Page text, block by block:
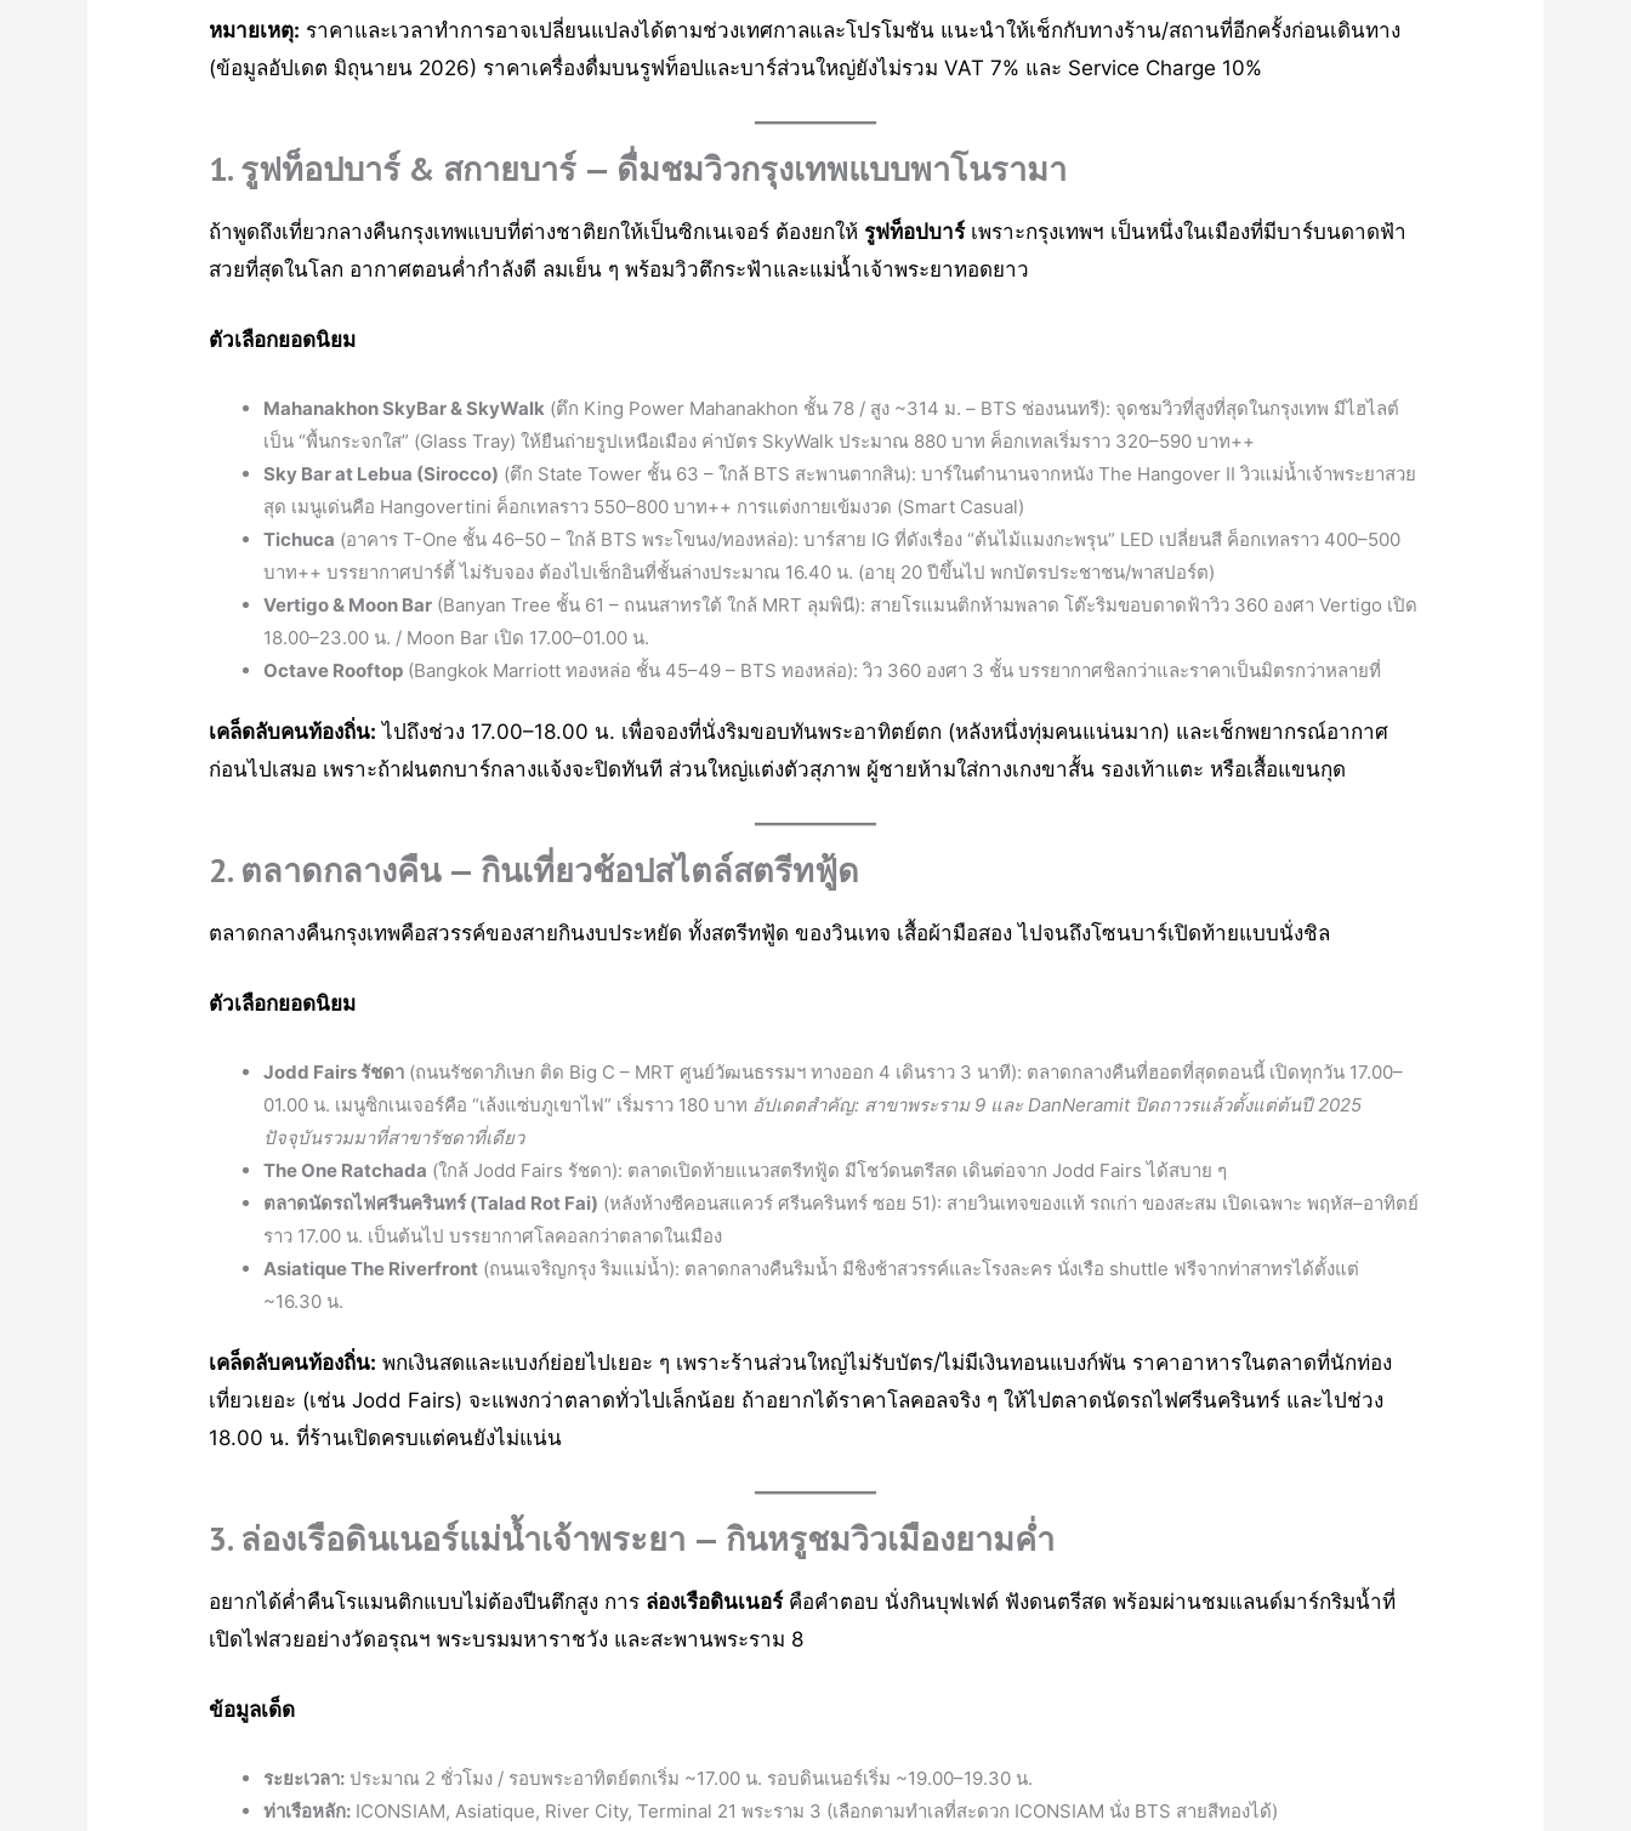
หมายเหตุ: ราคาและเวลาทำการอาจเปลี่ยนแปลงได้ตามช่วงเทศกาลและโปรโมชัน แนะนำให้เช็กกับทางร้าน/สถานที่อีกครั้งก่อนเดินทาง
(ข้อมูลอัปเดต มิถุนายน 2026) ราคาเครื่องดื่มบนรูฟท็อปและบาร์ส่วนใหญ่ยังไม่รวม VAT 7% และ Service Charge 10%
1. รูฟท็อปบาร์ & สกายบาร์ — ดื่มชมวิวกรุงเทพแบบพาโนรามา
ถ้าพูดถึงเที่ยวกลางคืนกรุงเทพแบบที่ต่างชาติยกให้เป็นซิกเนเจอร์ ต้องยกให้ รูฟท็อปบาร์เพราะกรุงเทพฯ เป็นหนึ่งในเมืองที่มีบาร์บนดาดฟ้า
สวยที่สุดในโลก อากาศตอนค่ำกำลังดี ลมเย็น ๆ พร้อมวิวตึกระฟ้าและแม่น้ำเจ้าพระยาทอดยาว
ตัวเลือกยอดนิยม
Mahanakhon SkyBar & SkyWalk (ตึก King Power Mahanakhon ชั้น 78 / สูง ~314 ม. – BTS ช่องนนทรี): จุดชมวิวที่สูงที่สุดในกรุงเทพ มีไฮไลต์
เป็น “พื้นกระจกใส” (Glass Tray) ให้ยืนถ่ายรูปเหนือเมือง ค่าบัตร SkyWalk ประมาณ 880 บาท ค็อกเทลเริ่มราว 320–590 บาท++
Sky Bar at Lebua (Sirocco) (ตึก State Tower ชั้น 63 – ใกล้ BTS สะพานตากสิน): บาร์ในตำนานจากหนัง The Hangover II วิวแม่น้ำเจ้าพระยาสวย
สุด เมนูเด่นคือ Hangovertini ค็อกเทลราว 550–800 บาท++ การแต่งกายเข้มงวด (Smart Casual)
Tichuca (อาคาร T-One ชั้น 46–50 – ใกล้ BTS พระโขนง/ทองหล่อ): บาร์สาย IG ที่ดังเรื่อง “ต้นไม้แมงกะพรุน” LED เปลี่ยนสี ค็อกเทลราว 400–500
บาท++ บรรยากาศปาร์ตี้ ไม่รับจอง ต้องไปเช็กอินที่ชั้นล่างประมาณ 16.40 น. (อายุ 20 ปีขึ้นไป พกบัตรประชาชน/พาสปอร์ต)
Vertigo & Moon Bar (Banyan Tree ชั้น 61 – ถนนสาทรใต้ ใกล้ MRT ลุมพินี): สายโรแมนติกห้ามพลาด โต๊ะริมขอบดาดฟ้าวิว 360 องศา Vertigo เปิด
18.00–23.00 น. / Moon Bar เปิด 17.00–01.00 น.
Octave Rooftop (Bangkok Marriott ทองหล่อ ชั้น 45–49 – BTS ทองหล่อ): วิว 360 องศา 3 ชั้น บรรยากาศชิลกว่าและราคาเป็นมิตรกว่าหลายที่
เคล็ดลับคนท้องถิ่น: ไปถึงช่วง 17.00–18.00 น. เพื่อจองที่นั่งริมขอบทันพระอาทิตย์ตก (หลังหนึ่งทุ่มคนแน่นมาก) และเช็กพยากรณ์อากาศ
ก่อนไปเสมอ เพราะถ้าฝนตกบาร์กลางแจ้งจะปิดทันที ส่วนใหญ่แต่งตัวสุภาพ ผู้ชายห้ามใส่กางเกงขาสั้น รองเท้าแตะ หรือเสื้อแขนกุด
2. ตลาดกลางคืน — กินเที่ยวช้อปสไตล์สตรีทฟู้ด
ตลาดกลางคืนกรุงเทพคือสวรรค์ของสายกินงบประหยัด ทั้งสตรีทฟู้ด ของวินเทจ เสื้อผ้ามือสอง ไปจนถึงโซนบาร์เปิดท้ายแบบนั่งชิล
ตัวเลือกยอดนิยม
Jodd Fairs รัชดา (ถนนรัชดาภิเษก ติด Big C – MRT ศูนย์วัฒนธรรมฯ ทางออก 4 เดินราว 3 นาที): ตลาดกลางคืนที่ฮอตที่สุดตอนนี้ เปิดทุกวัน 17.00–
01.00 น. เมนูซิกเนเจอร์คือ “เล้งแซ่บภูเขาไฟ” เริ่มราว 180 บาท อัปเดตสำคัญ: สาขาพระราม 9 และ DanNeramit ปิดถาวรแล้วตั้งแต่ต้นปี 2025
ปัจจุบันรวมมาที่สาขารัชดาที่เดียว
The One Ratchada (ใกล้ Jodd Fairs รัชดา): ตลาดเปิดท้ายแนวสตรีทฟู้ด มีโชว์ดนตรีสด เดินต่อจาก Jodd Fairs ได้สบาย ๆ
ตลาดนัดรถไฟศรีนครินทร์ (Talad Rot Fai) (หลังห้างซีคอนสแควร์ ศรีนครินทร์ ซอย 51): สายวินเทจของแท้ รถเก่า ของสะสม เปิดเฉพาะ พฤหัส–อาทิตย์
ราว 17.00 น. เป็นต้นไป บรรยากาศโลคอลกว่าตลาดในเมือง
Asiatique The Riverfront (ถนนเจริญกรุง ริมแม่น้ำ): ตลาดกลางคืนริมน้ำ มีชิงช้าสวรรค์และโรงละคร นั่งเรือ shuttle ฟรีจากท่าสาทรได้ตั้งแต่
~16.30 น.
เคล็ดลับคนท้องถิ่น: พกเงินสดและแบงก์ย่อยไปเยอะ ๆ เพราะร้านส่วนใหญ่ไม่รับบัตร/ไม่มีเงินทอนแบงก์พัน ราคาอาหารในตลาดที่นักท่อง
เที่ยวเยอะ (เช่น Jodd Fairs) จะแพงกว่าตลาดทั่วไปเล็กน้อย ถ้าอยากได้ราคาโลคอลจริง ๆ ให้ไปตลาดนัดรถไฟศรีนครินทร์ และไปช่วง
18.00 น. ที่ร้านเปิดครบแต่คนยังไม่แน่น
3. ล่องเรือดินเนอร์แม่น้ำเจ้าพระยา — กินหรูชมวิวเมืองยามค่ำ
อยากได้ค่ำคืนโรแมนติกแบบไม่ต้องปีนตึกสูง การ ล่องเรือดินเนอร์คือคำตอบ นั่งกินบุฟเฟต์ ฟังดนตรีสด พร้อมผ่านชมแลนด์มาร์กริมน้ำที่
เปิดไฟสวยอย่างวัดอรุณฯ พระบรมมหาราชวัง และสะพานพระราม 8
ข้อมูลเด็ด
ระยะเวลา: ประมาณ 2 ชั่วโมง / รอบพระอาทิตย์ตกเริ่ม ~17.00 น. รอบดินเนอร์เริ่ม ~19.00–19.30 น.
ท่าเรือหลัก: ICONSIAM, Asiatique, River City, Terminal 21 พระราม 3 (เลือกตามทำเลที่สะดวก ICONSIAM นั่ง BTS สายสีทองได้)